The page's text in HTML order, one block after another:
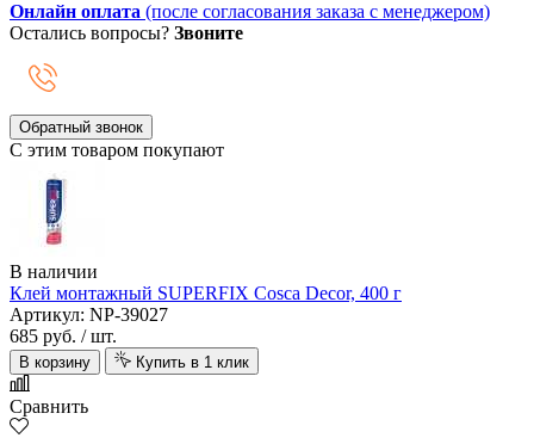
Онлайн оплата (после согласования заказа с менеджером)
Остались вопросы? Звоните
Обратный звонок
С этим товаром покупают
В наличии
Клей монтажный SUPERFIX Cosca Decor, 400 г
Артикул: NP-39027
685 руб. / шт.
В корзину Купить в 1 клик
Сравнить